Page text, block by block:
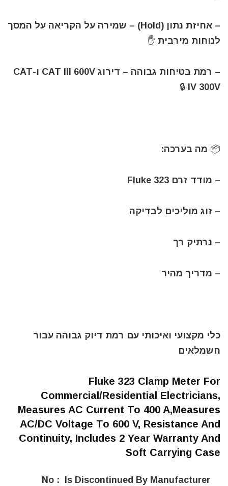
– אחיזת נתון (Hold) – שמירה על הקריאה על המסך
לנוחות מירבית ✋
– רמת בטיחות גבוהה – דירוג CAT III 600V ו-CAT
IV 300V 🔒
📦 מה בערכה:
– מודד זרם Fluke 323
– זוג מוליכים לבדיקה
– נרתיק רך
– מדריך מהיר
כלי מקצועי ואיכותי עם רמת דיוק גבוהה עבור
חשמלאים
Fluke 323 Clamp Meter For
Commercial/Residential Electricians,
Measures AC Current To 400 A,Measures
AC/DC Voltage To 600 V, Resistance And
Continuity, Includes 2 Year Warranty And
Soft Carrying Case
Is Discontinued By Manufacturer ‏ : ‎
No